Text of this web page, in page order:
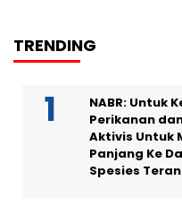
TRENDING
NABR: Untuk
Perikanan
Aktivis Untuk
Panjang Ke
Spesies